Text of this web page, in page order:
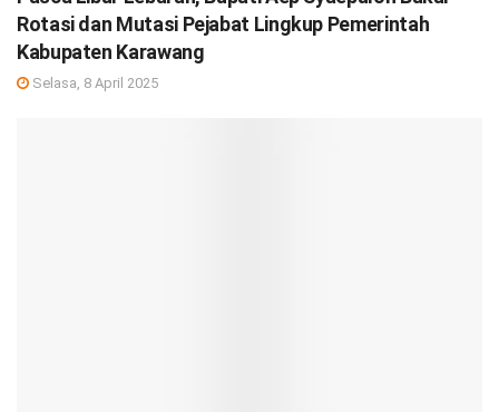
Rotasi dan Mutasi Pejabat Lingkup Pemerintah
Kabupaten Karawang
Selasa, 8 April 2025